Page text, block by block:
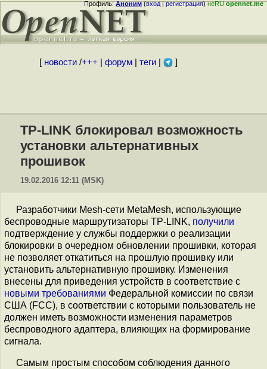
Профиль:Аноним(вход|регистрация)неRUopennet.me
[ новости/+++ форум| теги| ]
TP-LINK блокировал возможность
установки альтернативных
прошивок
19.02.2016 12:11 (MSK)
Разработчики Mesh-сети MetaMesh, использующие
беспроводные маршрутизаторы TP-LINK, получили
подтверждение у службы поддержки о реализации
блокировки в очередном обновлении прошивки, которая
не позволяет откатиться на прошлую прошивку или
установить альтернативную прошивку. Изменения
внесены для приведения устройств в соответствие с
новыми требованиями Федеральной комиссии по связи
США (FCC), в соответствии с которыми пользователь не
должен иметь возможности изменения параметров
беспроводного адаптера, влияющих на формирование
сигнала.
Самым простым способом соблюдения данного